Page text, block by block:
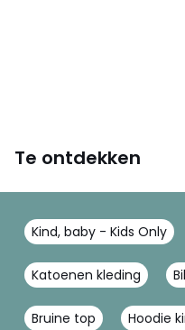
Te ontdekken
Kind, baby - Kids Only
Katoenen kleding
Bruine top Hoodie